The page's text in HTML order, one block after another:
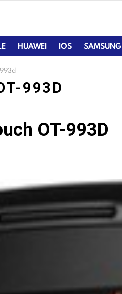
HUAWEI IOS SAMSUNG
993D
OT-993D